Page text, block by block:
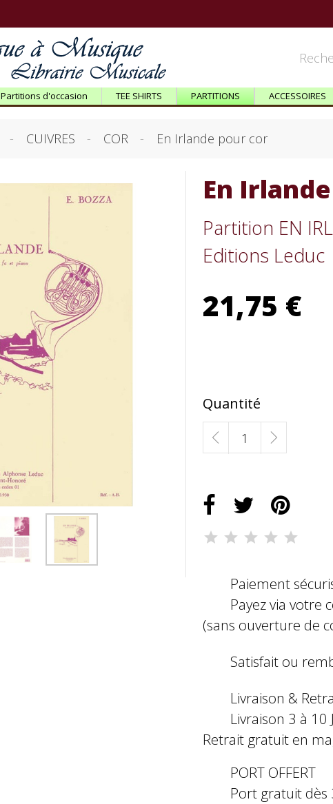
Partitions d'occasion TEE SHIRTS PARTITIONS ACCESSOIRES
CUIVRES COR En Irlande pour cor
En
Partition EN
Editions Leduc
21,75 €
Quantité
Paiement
Payez via votre
(sans ouverture de
Satisfait ou
Livraison &
Livraison 3 à 10
Retrait gratuit en
PORT OFFERT
Port gratuit dès